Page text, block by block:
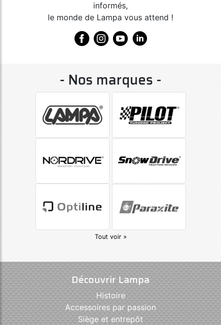
informés,
le monde de Lampa vous attend !
- Nos marques -
Tout voir »
Découvrir Lampa
Histoire
Accessoires par passion
Siège et entrepôt